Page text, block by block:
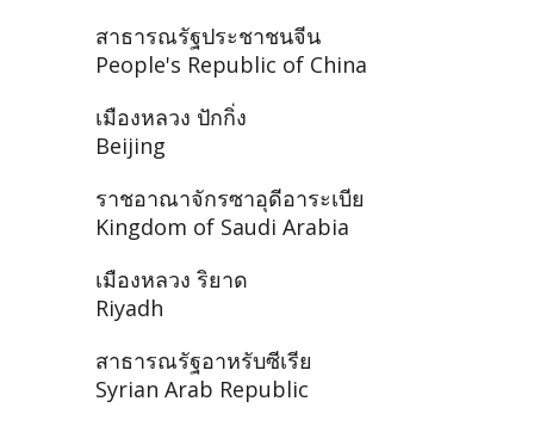
สาธารณรัฐประชาชนจีน
People's Republic of China
เมืองหลวง ปักกิ่ง
Beijing
ราชอาณาจักรซาอุดีอาระเบีย
Kingdom of Saudi Arabia
เมืองหลวง ริยาด
Riyadh
สาธารณรัฐอาหรับซีเรีย
Syrian Arab Republic